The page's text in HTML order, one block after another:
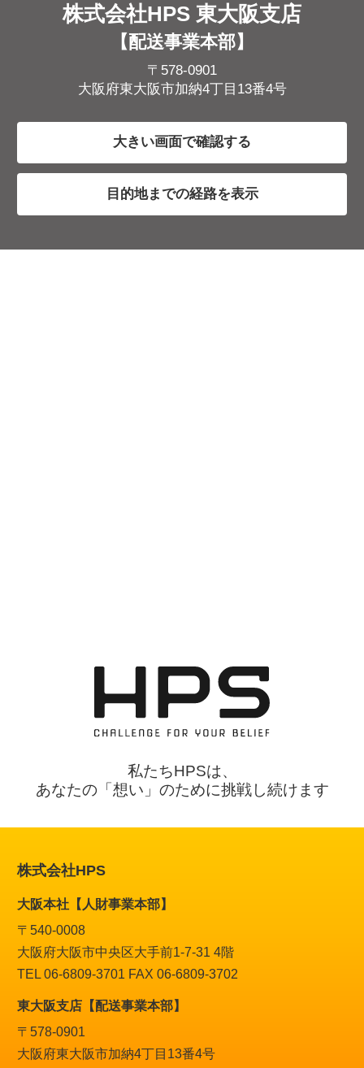
株式会社HPS 東大阪支店
【配送事業本部】
〒578-0901
大阪府東大阪市加納4丁目13番4号
大きい画面で確認する
目的地までの経路を表示
私たちHPSは、
あなたの「想い」のために挑戦し続けます
株式会社HPS
大阪本社【人財事業本部】
〒540-0008
大阪府大阪市中央区大手前1-7-31 4階
TEL 06-6809-3701 FAX 06-6809-3702
東大阪支店【配送事業本部】
〒578-0901
大阪府東大阪市加納4丁目13番4号